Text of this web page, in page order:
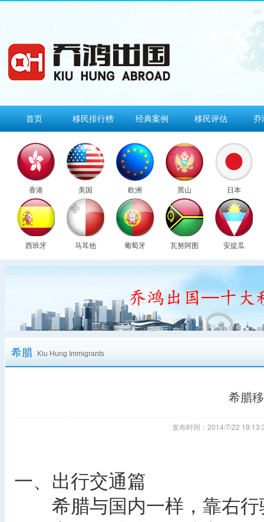
首页 移民排行榜 经典案例 移民评估 乔
香港 美国 欧洲 黑山 日本
西班牙 马耳他 葡萄牙 瓦努阿图 安提瓜
希腊 Kiu Hung Immigrants
希腊
发布时间：2014/7/22
一、出行交通篇
希腊与国内一样，靠右行